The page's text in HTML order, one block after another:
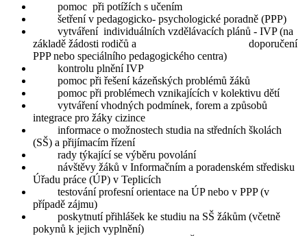
pomoc při potížích s učením
šetření v pedagogicko- psychologické poradně (PPP)
vytváření individuálních vzdělávacích plánů - IVP (na
základě žádosti rodičů a doporučení
PPP nebo speciálního pedagogického centra)
kontrolu plnění IVP
pomoc při řešení kázeňských problémů žáků
pomoc při problémech vznikajících v kolektivu dětí
vytváření vhodných podmínek, forem a způsobů
integrace pro žáky cizince
informace o možnostech studia na středních školách
(SŠ) a přijímacím řízení
rady týkající se výběru povolání
návštěvy žáků v Informačním a poradenském středisku
Úřadu práce (ÚP) v Teplicích
testování profesní orientace na ÚP nebo v PPP (v
případě zájmu)
poskytnutí přihlášek ke studiu na SŠ žákům (včetně
pokynů k jejich vyplnění)